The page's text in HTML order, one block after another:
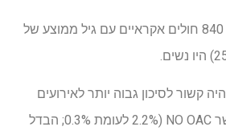
אוכלוסיית המחקר כללה 840 חולים אקראיים עם גיל ממוצע של
לאחר 24 חודשים, OAC היה קשור לסיכון גבוה יותר לאירועים
קליניים שליליים נטו מאשר NO OAC (2.2% לעומת 0.3%; הבדל